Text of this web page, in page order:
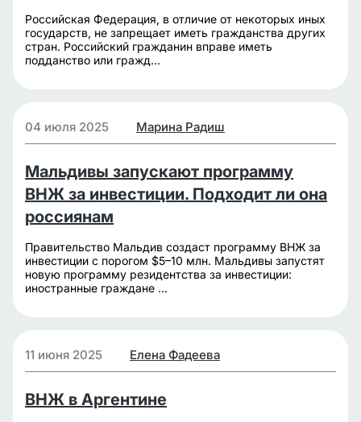
Российская Федерация, в отличие от некоторых иных
государств, не запрещает иметь гражданства других
стран. Российский гражданин вправе иметь
подданство или гражд...
04 июля 2025 Марина Радиш
Мальдивы запускают программу
ВНЖ за инвестиции. Подходит ли она
россиянам
Правительство Мальдив создаст программу ВНЖ за
инвестиции с порогом $5–10 млн. Мальдивы запустят
новую программу резидентства за инвестиции:
иностранные граждане ...
11 июня 2025 Елена Фадеева
ВНЖ в Аргентине